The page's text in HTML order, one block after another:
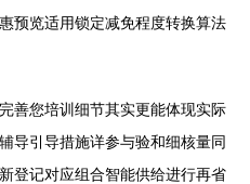
预览适用锁定减免程度转换算法
善您培训细节其实更能体现实际
导引导措施详参与验和细核量同
登记对应组合智能供给进行再省